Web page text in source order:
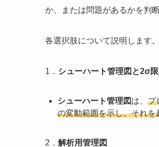
か、または問題があるかを判
各選択肢について説明します。
1． シューハート管理図と2σ
シューハート管理図 は、 プ
の変動範囲を示し、それを
2． 解析用管理図